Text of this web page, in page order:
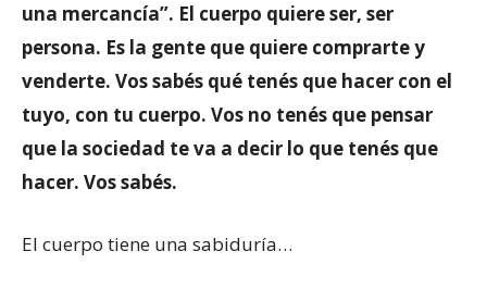
una mercancía”. El cuerpo quiere ser, ser
persona. Es la gente que quiere comprarte y
venderte. Vos sabés qué tenés que hacer con el
tuyo, con tu cuerpo. Vos no tenés que pensar
que la sociedad te va a decir lo que tenés que
hacer. Vos sabés.
El cuerpo tiene una sabiduría…